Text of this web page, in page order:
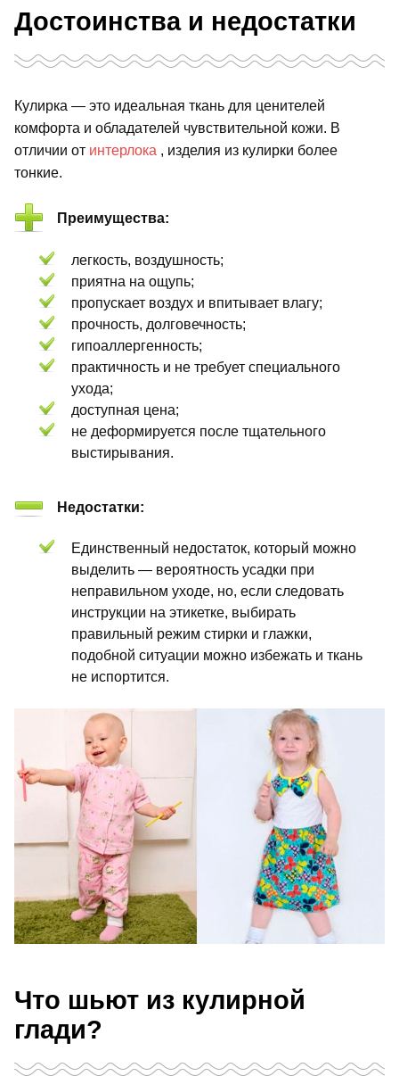
Достоинства и недостатки
Кулирка — это идеальная ткань для ценителей
комфорта и обладателей чувствительной кожи. В
отличии от интерлока , изделия из кулирки более
тонкие.
Преимущества:
легкость, воздушность;
приятна на ощупь;
пропускает воздух и впитывает влагу;
прочность, долговечность;
гипоаллергенность;
практичность и не требует специального
ухода;
доступная цена;
не деформируется после тщательного
выстирывания.
Недостатки:
Единственный недостаток, который можно
выделить — вероятность усадки при
неправильном уходе, но, если следовать
инструкции на этикетке, выбирать
правильный режим стирки и глажки,
подобной ситуации можно избежать и ткань
не испортится.
Что шьют из кулирной
глади?